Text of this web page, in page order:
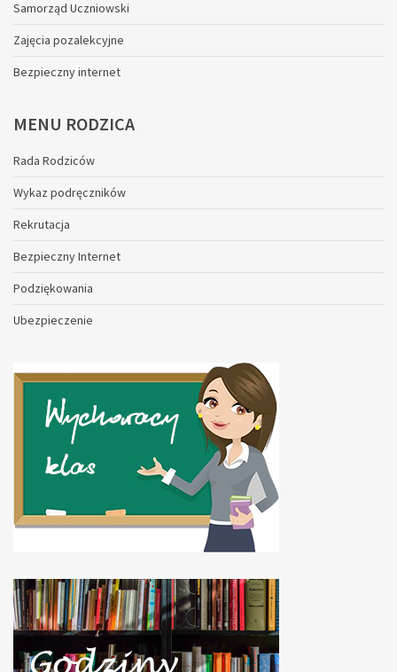
Samorząd Uczniowski
Zajęcia pozalekcyjne
Bezpieczny internet
MENU RODZICA
Rada Rodziców
Wykaz podręczników
Rekrutacja
Bezpieczny Internet
Podziękowania
Ubezpieczenie